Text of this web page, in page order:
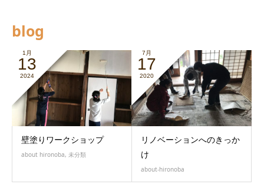
blog
1月
13
2024
壁塗りワークショップ
about hironoba, 未分類
7月
17
2020
リノベーションへのきっか
け
about-hironoba